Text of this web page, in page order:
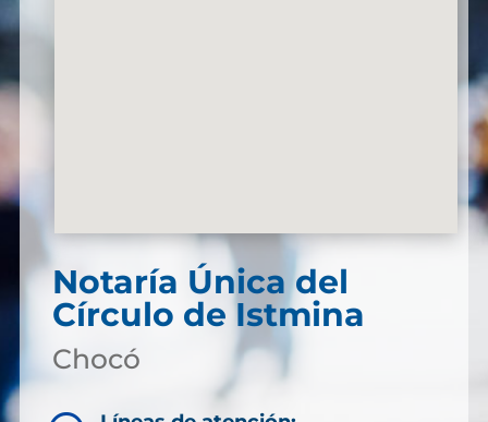
Notaría Única del
Círculo de Istmina
Chocó